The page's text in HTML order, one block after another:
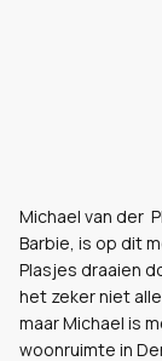
Michael van der
Barbie, is op dit
Plasjes draaien
het zeker niet
maar Michael is
woonruimte in